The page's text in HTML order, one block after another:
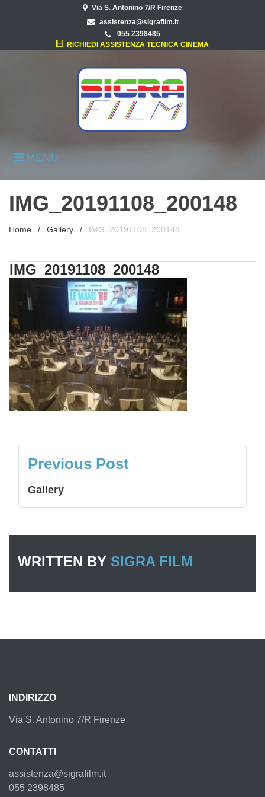
Via S. Antonino 7/R Firenze
assistenza@sigrafilm.it
055 2398485
RICHIEDI ASSISTENZA TECNICA CINEMA
MENU
IMG_20191108_200148
Home / Gallery / IMG_20191108_200148
IMG_20191108_200148
NAVIGAZIONE
ARTICOLI
Previous Post
Gallery
WRITTEN BY SIGRA FILM
INDIRIZZO
Via S. Antonino 7/R Firenze
CONTATTI
assistenza@sigrafilm.it
055 2398485